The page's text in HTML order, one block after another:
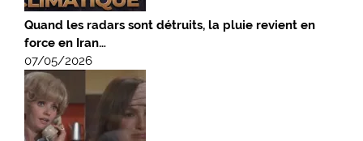
Quand les radars sont détruits, la pluie revient en
force en Iran…
07/05/2026